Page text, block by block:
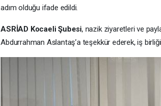
adım olduğu ifade edildi.
ASRİAD Kocaeli Şubesi, nazik ziyaretleri ve
Abdurrahman Aslantaş’a teşekkür ederek, iş